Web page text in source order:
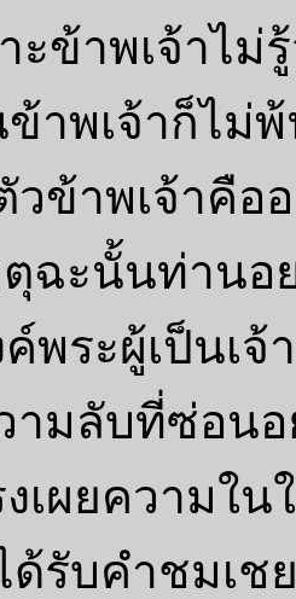
ข้าพเจ้าไม่
ข้าพเจ้าก็
ข้าพเจ้าคืออ
ะนั้นท่านอย่
พระผู้เป็นเ
ามลับที่ซ่อน
งเผยความใ
รับคำชมเช